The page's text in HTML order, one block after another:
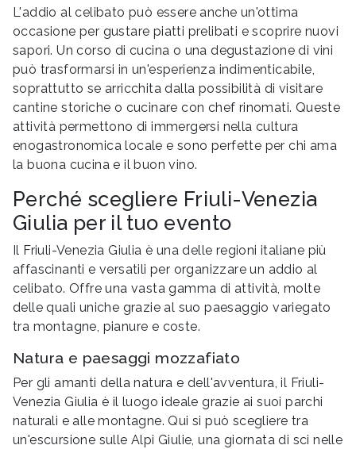
L'addio al celibato può essere anche un'ottima
occasione per gustare piatti prelibati e scoprire nuovi
sapori. Un corso di cucina o una degustazione di vini
può trasformarsi in un'esperienza indimenticabile,
soprattutto se arricchita dalla possibilità di visitare
cantine storiche o cucinare con chef rinomati. Queste
attività permettono di immergersi nella cultura
enogastronomica locale e sono perfette per chi ama
la buona cucina e il buon vino.
Perché scegliere Friuli-Venezia
Giulia per il tuo evento
Il Friuli-Venezia Giulia è una delle regioni italiane più
affascinanti e versatili per organizzare un addio al
celibato. Offre una vasta gamma di attività, molte
delle quali uniche grazie al suo paesaggio variegato
tra montagne, pianure e coste.
Natura e paesaggi mozzafiato
Per gli amanti della natura e dell'avventura, il Friuli-
Venezia Giulia è il luogo ideale grazie ai suoi parchi
naturali e alle montagne. Qui si può scegliere tra
un'escursione sulle Alpi Giulie, una giornata di sci nelle